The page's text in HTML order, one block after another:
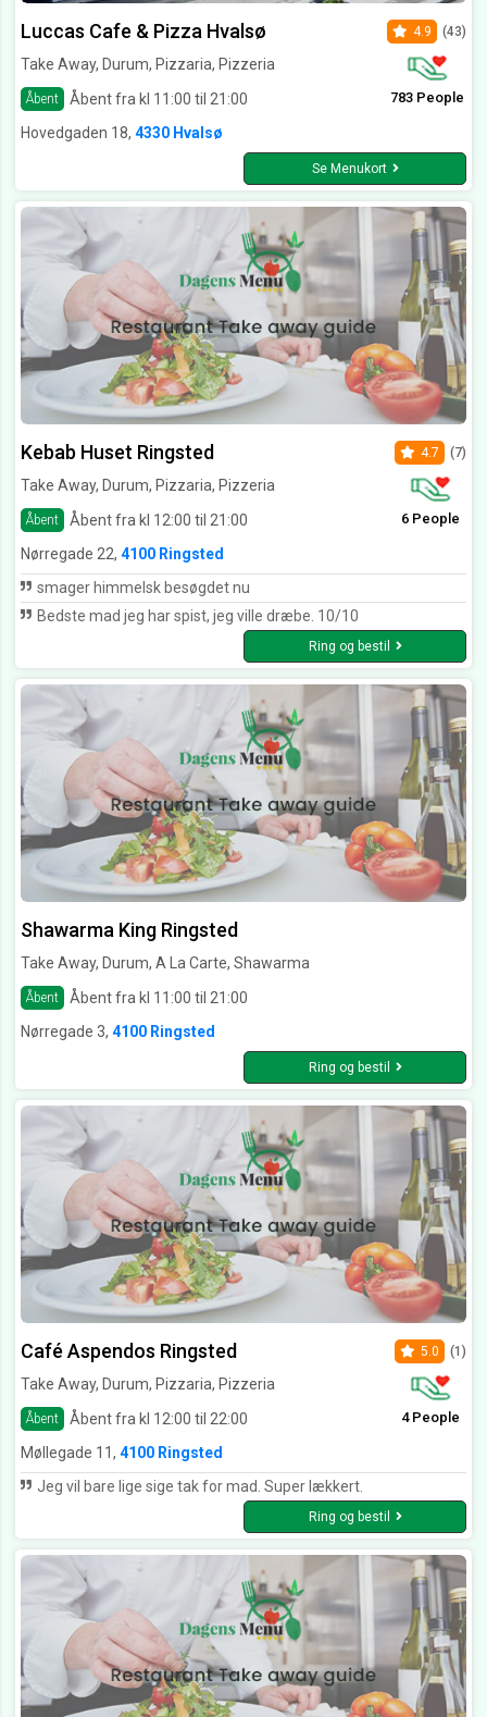
Luccas Cafe & Pizza Hvalsø
Take Away, Durum, Pizzaria, Pizzeria
Åbent Åbent fra kl 11:00 til 21:00
4.9 (43)
783 People
Hovedgaden 18, 4330 Hvalsø
Se Menukort
Kebab Huset Ringsted
Take Away, Durum, Pizzaria, Pizzeria
Åbent Åbent fra kl 12:00 til 21:00
4.7 (7)
6 People
Nørregade 22, 4100 Ringsted
smager himmelsk besøgdet nu
Bedste mad jeg har spist, jeg ville dræbe. 10/10
Ring og bestil
Shawarma King Ringsted
Take Away, Durum, A La Carte, Shawarma
Åbent
Åbent fra kl 11:00 til 21:00
Nørregade 3, 4100 Ringsted
Ring og bestil
Café Aspendos Ringsted
Take Away, Durum, Pizzaria, Pizzeria
Åbent Åbent fra kl 12:00 til 22:00
5.0 (1)
4 People
Møllegade 11, 4100 Ringsted
Jeg vil bare lige sige tak for mad. Super lækkert.
Ring og bestil